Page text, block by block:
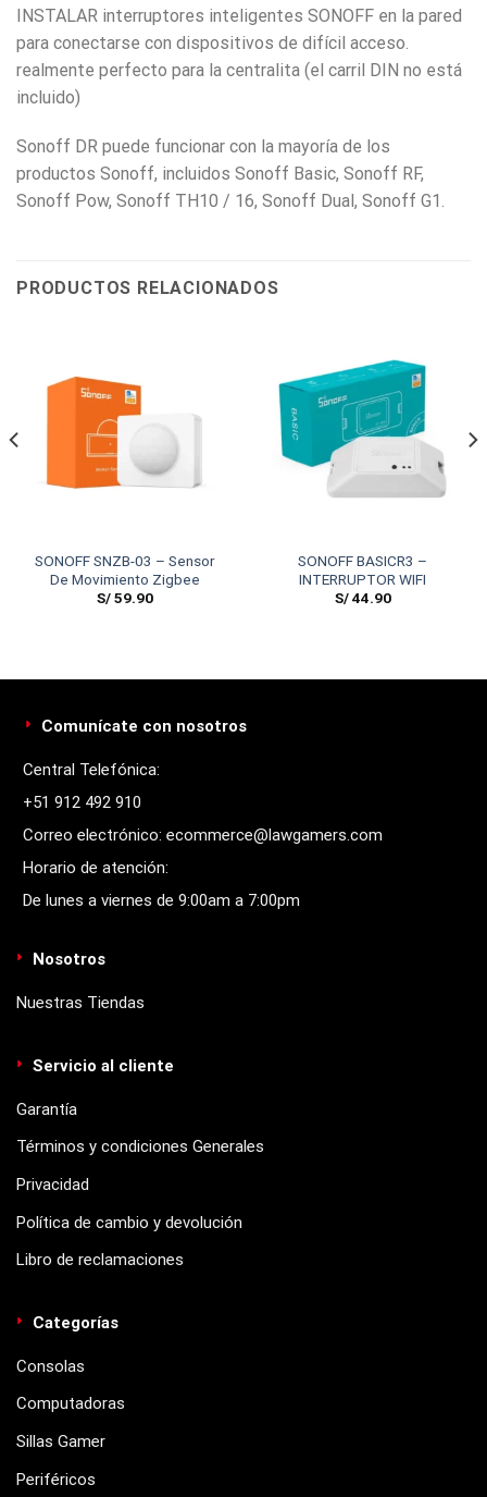
INSTALAR interruptores inteligentes SONOFF en la pared
para conectarse con dispositivos de difícil acceso.
realmente perfecto para la centralita (el carril DIN no está
incluido)
Sonoff DR puede funcionar con la mayoría de los
productos Sonoff, incluidos Sonoff Basic, Sonoff RF,
Sonoff Pow, Sonoff TH10 / 16, Sonoff Dual, Sonoff G1.
PRODUCTOS RELACIONADOS
SONOFF SNZB-03 – Sensor
De Movimiento Zigbee
S/59.90
SONOFF BASICR3 –
INTERRUPTOR WIFI
S/44.90
Comunícate con nosotros
Central Telefónica:
+51 912 492 910
Correo electrónico: ecommerce@lawgamers.com
Horario de atención:
De lunes a viernes de 9:00am a 7:00pm
Nosotros
Nuestras Tiendas
Servicio al cliente
Garantía
Términos y condiciones Generales
Privacidad
Política de cambio y devolución
Libro de reclamaciones
Categorías
Consolas
Computadoras
Sillas Gamer
Periféricos